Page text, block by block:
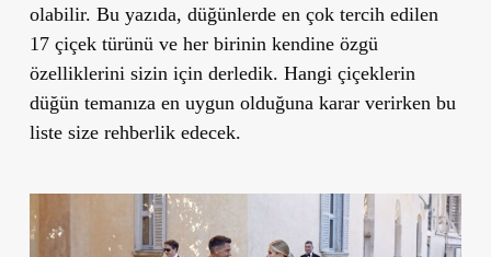
olabilir. Bu yazıda, düğünlerde en çok tercih edilen
17 çiçek türünü ve her birinin kendine özgü
özelliklerini sizin için derledik. Hangi çiçeklerin
düğün temanıza en uygun olduğuna karar verirken bu
liste size rehberlik edecek.